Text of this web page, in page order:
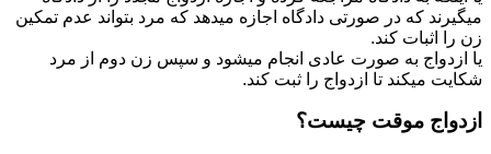
میگیرند که در صورتی دادگاه اجازه میدهد که مرد بتواند عدم تمکین
زن را اثبات کند.
یا ازدواج به صورت عادی انجام میشود و سپس زن دوم از مرد
شکایت میکند تا ازدواج را ثبت کند.
ازدواج موقت چیست؟